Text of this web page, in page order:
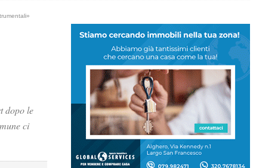
dopo le
ci